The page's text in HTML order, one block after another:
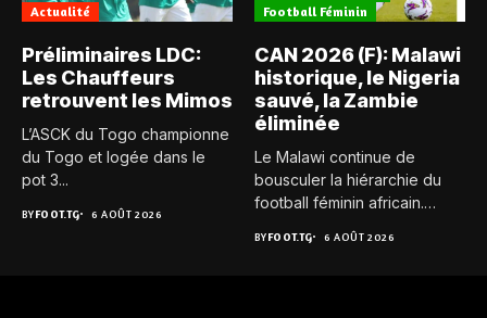
Actualité
Préliminaires LDC:
Les Chauffeurs
retrouvent les Mimos
L’ASCK du Togo championne
du Togo et logée dans le
pot 3...
BYFOOT.TG 6 AOÛT 2026
Football Féminin
CAN 2026 (F): Malawi
historique, le Nigeria
sauvé, la Zambie
éliminée
Le Malawi continue de
bousculer la hiérarchie du
football féminin africain.
BYFOOT.TG 6 AOÛT 2026